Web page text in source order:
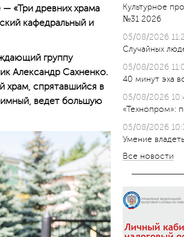
«Три древних храма
кафедральный и
группу
Александр Сахненко.
храм, спрятавшийся в
ведет большую
Культурное
№31 2026
05/08/2026
Случайных
05/08/2026
40 минут эха
05/08/2026
«Технопром»:
05/08/2026
Умение
Все новости